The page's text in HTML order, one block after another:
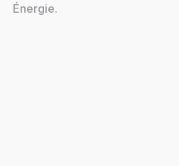
Énergie.